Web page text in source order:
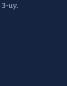
uy.